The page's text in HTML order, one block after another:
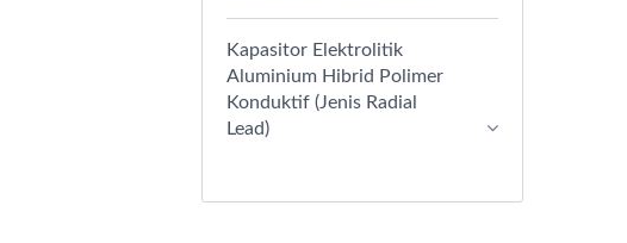
Kapasitor Elektrolitik
Aluminium Hibrid Polimer
Konduktif (Jenis Radial
Lead)